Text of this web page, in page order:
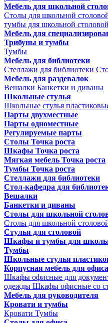
Мебель для школьной
Столы для школьной
тумбы для школьной столовой
Мебель для
Трибуны и тумбы
Тумбы
Мебель для библиотеки
Стеллажи для библиотеки
Мебель для раздевалок
Вешалки Банкетки и диваны
Школьные стулья
Школьные стулья
Парты двухместные
Парты одноместные
Регулируемые парты
Столы Точка роста
Шкафы Точка роста
Мягкая мебель Точка роста
Тумбы Точка роста
Стеллажи для библиотеки
Стол-кафедра для
Вешалки
Банкетки и диваны
Столы для школьной
Столы для школьной
Стулья для столовой
Шкафы и тумбы для
Тумбы
Школьные стулья
Корпусная мебель для офиса
Шкафы офисные для
одежды Шкафы офисные со
Мебель для руководителя
Кровати и тумбы
Кровати Тумбы